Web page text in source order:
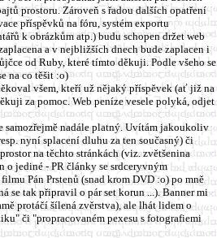
prostoru. Zároveň s řadou dalších opatření
příspěvků na fóru, systém exportu
k obrázkům atp.) budu schopen držet web
a v nejbližších dnech bude zaplacen i
od Ruby, které tímto děkuji. Podle všeho se
na co těšit :o)
všem, kteří už nějaký příspěvek (ať již na
za pomoc. Web peníze vesele polyká, odjet
samozřejmě nadále platný. Uvítám jakoukoliv
nyní splacení dluhu za ten současný) či
na těchto stránkách (viz. zvětšenina
o jediné - PR články se srdceryvným
Pán Prstenů (snad krom DVD :o) po mně
se tak připravil o pár set korun ...). Banner mi
protáčí šílená zvěrstva), ale lhát lidem o
či "propracovaném pexesu s fotografiemi